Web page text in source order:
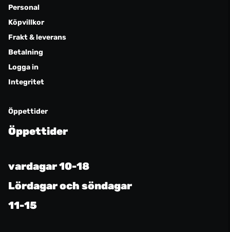
Personal
Köpvillkor
Frakt & leverans
Betalning
Logga in
Integritet
Öppettider
Öppettider
vardagar 10-18
Lördagar och söndagar
11-15